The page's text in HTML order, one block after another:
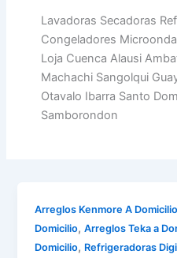
Lavadoras Secadoras
Congeladores
Loja Cuenca Alausi
Machachi Sangolqui
Otavalo Ibarra Santo
Samborondon
Arreglos Kenmore A Domicilio
Domicilio,Arreglos Teka a
Domicilio, Refrigeradoras